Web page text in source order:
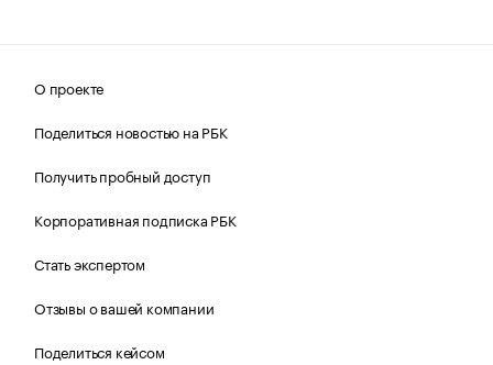
О проекте
Поделиться новостью на РБК
Получить пробный доступ
Корпоративная подписка РБК
Стать экспертом
Отзывы о вашей компании
Поделиться кейсом